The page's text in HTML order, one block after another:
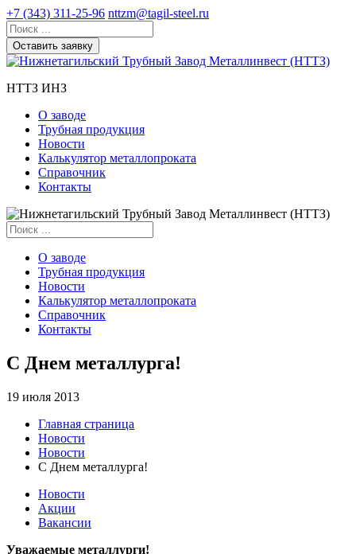
+7 (343) 311-25-96 nttzm@tagil-steel.ru
Оставить заявку
НТТЗ ИНЗ
О заводе
Трубная продукция
Новости
Калькулятор металлопроката
Справочник
Контакты
О заводе
Трубная продукция
Новости
Калькулятор металлопроката
Справочник
Контакты
С Днем металлурга!
19 июля 2013
Главная страница
Новости
Новости
С Днем металлурга!
Новости
Акции
Вакансии
Уважаемые металлурги!